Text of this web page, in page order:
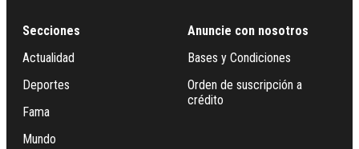
Secciones
Actualidad
Deportes
Fama
Mundo
Anuncie con nosotros
Bases y Condiciones
Orden de suscripción a
crédito